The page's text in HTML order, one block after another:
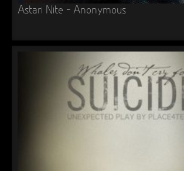
►
►
►
Astari Nite – Anonymous